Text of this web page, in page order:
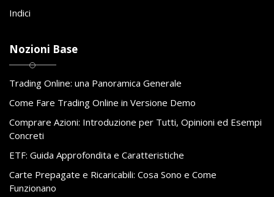
Indici
Nozioni Base
Trading Online: una Panoramica Generale
Come Fare Trading Online in Versione Demo
Comprare Azioni: Introduzione per Tutti, Opinioni ed Esempi
Concreti
ETF: Guida Approfondita e Caratteristiche
Carte Prepagate e Ricaricabili: Cosa Sono e Come
Funzionano